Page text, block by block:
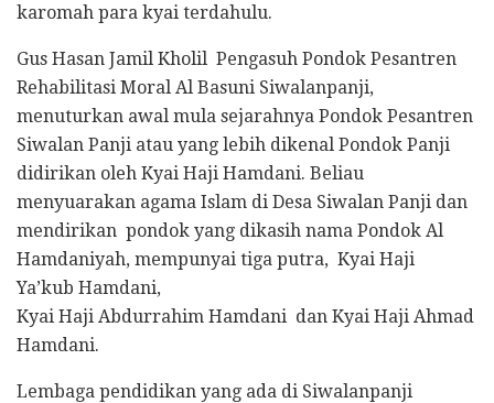
karomah para kyai terdahulu.
Gus Hasan Jamil Kholil Pengasuh Pondok Pesantren
Rehabilitasi Moral Al Basuni Siwalanpanji,
menuturkan awal mula sejarahnya Pondok Pesantren
Siwalan Panji atau yang lebih dikenal Pondok Panji
didirikan oleh Kyai Haji Hamdani. Beliau
menyuarakan agama Islam di Desa Siwalan Panji dan
mendirikan pondok yang dikasih nama Pondok Al
Hamdaniyah, mempunyai tiga putra, Kyai Haji
Ya’kub Hamdani,
Kyai Haji Abdurrahim Hamdani dan Kyai Haji Ahmad
Hamdani.
Lembaga pendidikan yang ada di Siwalanpanji